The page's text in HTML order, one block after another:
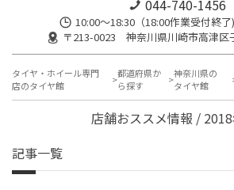
044-740-1456
10:00～18:30（18:00作業受付終了)
〒213-0023 神奈川県川崎市高津区
タイヤ・ホイール専門
店のタイヤ館
都道府県か
ら探す
神奈川県の
タイヤ館
店舗おススメ情報 /
記事一覧